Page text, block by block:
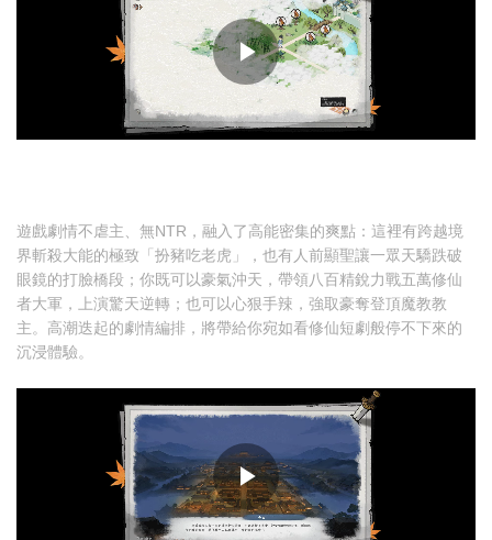
遊戲劇情不虐主、無NTR，融入了高能密集的爽點：這裡有跨越境
界斬殺大能的極致「扮豬吃老虎」，也有人前顯聖讓一眾天驕跌破
眼鏡的打臉橋段；你既可以豪氣沖天，帶領八百精銳力戰五萬修仙
者大軍，上演驚天逆轉；也可以心狠手辣，強取豪奪登頂魔教教
主。高潮迭起的劇情編排，將帶給你宛如看修仙短劇般停不下來的
沉浸體驗。